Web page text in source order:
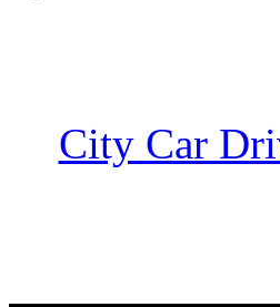
City Car